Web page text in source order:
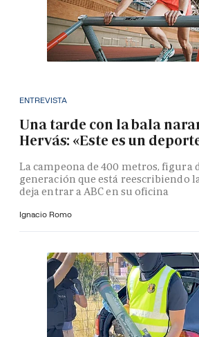
ENTREVISTA
Una tarde con la bala
Hervás: «Este es un
La campeona de 400 metros, figura
generación que está reescribiendo
deja entrar a ABC en su oficina
Ignacio Romo